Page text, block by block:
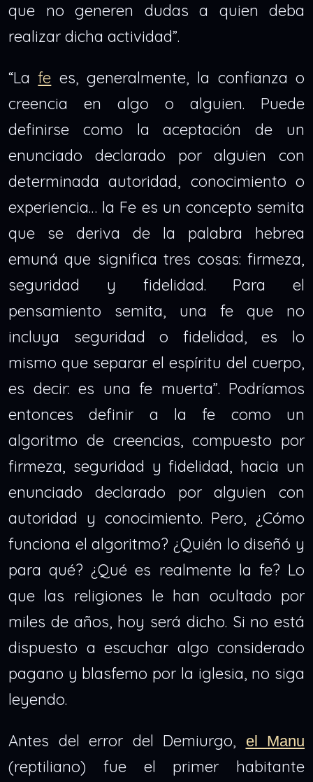
que no generen dudas a quien deba
realizar dicha actividad”.
“Lafe es, generalmente, la confianza o
creencia en algo o alguien. Puede
definirse como la aceptación de un
enunciado declarado por alguien con
determinada autoridad, conocimiento o
experiencia… la Fe es un concepto semita
que se deriva de la palabra hebrea
emuná que significa tres cosas: firmeza,
seguridad y fidelidad. Para el
pensamiento semita, una fe que no
incluya seguridad o fidelidad, es lo
mismo que separar el espíritu del cuerpo,
es decir: es una fe muerta”. Podríamos
entonces definir a la fe como un
algoritmo de creencias, compuesto por
firmeza, seguridad y fidelidad, hacia un
enunciado declarado por alguien con
autoridad y conocimiento. Pero, ¿Cómo
funciona el algoritmo? ¿Quién lo diseñó y
para qué? ¿Qué es realmente la fe? Lo
que las religiones le han ocultado por
miles de años, hoy será dicho. Si no está
dispuesto a escuchar algo considerado
pagano y blasfemo por la iglesia, no siga
leyendo.
Antes del error del Demiurgo, el Manu
(reptiliano) fue el primer habitante